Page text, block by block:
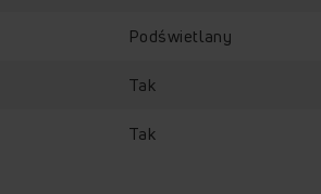
Podświetlany
Tak
Tak